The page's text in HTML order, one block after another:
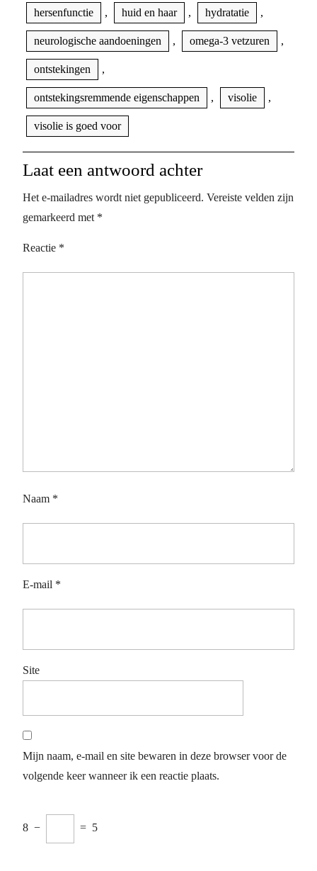
hersenfunctie , huid en haar , hydratatie ,
neurologische aandoeningen , omega-3 vetzuren ,
ontstekingen ,
ontstekingsremmende eigenschappen , visolie ,
visolie is goed voor
Laat een antwoord achter
Het e-mailadres wordt niet gepubliceerd. Vereiste velden zijn
gemarkeerd met *
Reactie *
Naam *
E-mail *
Site
Mijn naam, e-mail en site bewaren in deze browser voor de
volgende keer wanneer ik een reactie plaats.
8 − = 5